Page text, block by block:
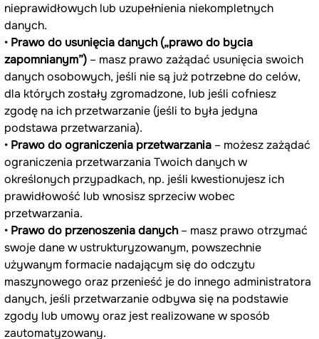
nieprawidłowych lub uzupełnienia niekompletnych
danych.
• Prawo do usunięcia danych („prawo do bycia
zapomnianym”) – masz prawo zażądać usunięcia swoich
danych osobowych, jeśli nie są już potrzebne do celów,
dla których zostały zgromadzone, lub jeśli cofniesz
zgodę na ich przetwarzanie (jeśli to była jedyna
podstawa przetwarzania).
• Prawo do ograniczenia przetwarzania – możesz zażądać
ograniczenia przetwarzania Twoich danych w
określonych przypadkach, np. jeśli kwestionujesz ich
prawidłowość lub wnosisz sprzeciw wobec
przetwarzania.
• Prawo do przenoszenia danych – masz prawo otrzymać
swoje dane w ustrukturyzowanym, powszechnie
używanym formacie nadającym się do odczytu
maszynowego oraz przenieść je do innego administratora
danych, jeśli przetwarzanie odbywa się na podstawie
zgody lub umowy oraz jest realizowane w sposób
zautomatyzowany.